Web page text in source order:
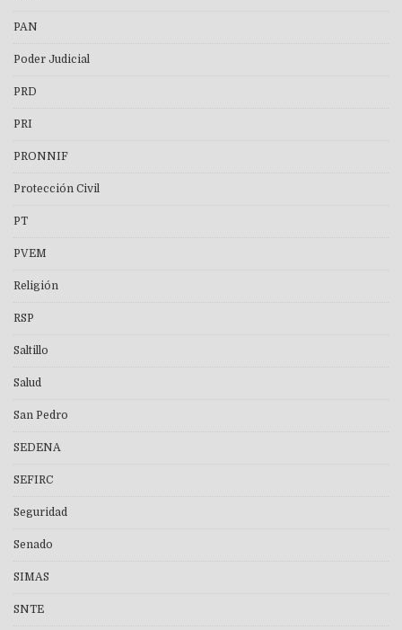
PAN
Poder Judicial
PRD
PRI
PRONNIF
Protección Civil
PT
PVEM
Religión
RSP
Saltillo
Salud
San Pedro
SEDENA
SEFIRC
Seguridad
Senado
SIMAS
SNTE